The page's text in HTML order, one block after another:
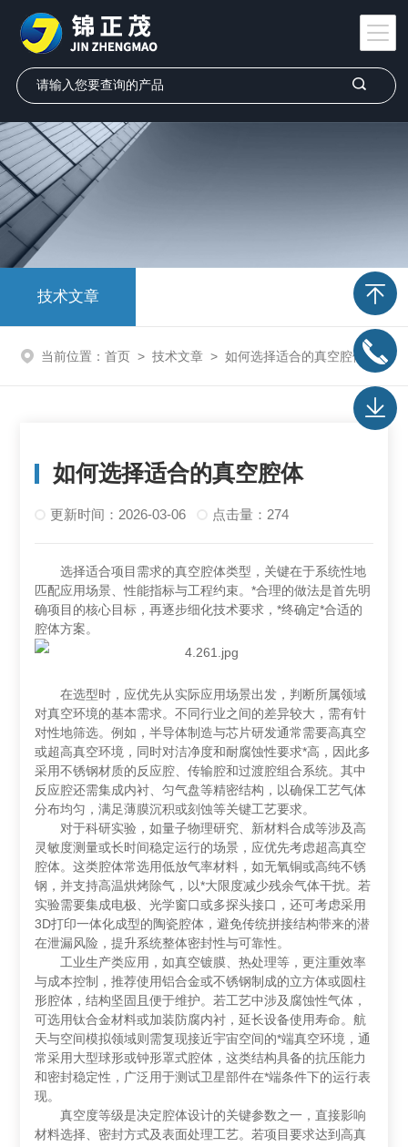
技术文章
当前位置： 首页 > 技术文章 > 如何选择适合的真空腔体
如何选择适合的真空腔体
更新时间：2026-03-06 点击量：274
选择适合项目需求的真空腔体类型，关键在于系统性地
匹配应用场景、性能指标与工程约束。*合理的做法是首先明
确项目的核心目标，再逐步细化技术要求，*终确定*合适的
腔体方案。
在选型时，应优先从实际应用场景出发，判断所属领域
对真空环境的基本需求。不同行业之间的差异较大，需有针
对性地筛选。例如，半导体制造与芯片研发通常需要高真空
或超高真空环境，同时对洁净度和耐腐蚀性要求*高，因此多
采用不锈钢材质的反应腔、传输腔和过渡腔组合系统。其中
反应腔还需集成内衬、匀气盘等精密结构，以确保工艺气体
分布均匀，满足薄膜沉积或刻蚀等关键工艺要求。
对于科研实验，如量子物理研究、新材料合成等涉及高
灵敏度测量或长时间稳定运行的场景，应优先考虑超高真空
腔体。这类腔体常选用低放气率材料，如无氧铜或高纯不锈
钢，并支持高温烘烤除气，以*大限度减少残余气体干扰。若
实验需要集成电极、光学窗口或多探头接口，还可考虑采用
3D打印一体化成型的陶瓷腔体，避免传统拼接结构带来的潜
在泄漏风险，提升系统整体密封性与可靠性。
工业生产类应用，如真空镀膜、热处理等，更注重效率
与成本控制，推荐使用铝合金或不锈钢制成的立方体或圆柱
形腔体，结构坚固且便于维护。若工艺中涉及腐蚀性气体，
可选用钛合金材料或加装防腐内衬，延长设备使用寿命。航
天与空间模拟领域则需复现接近宇宙空间的*端真空环境，通
常采用大型球形或钟形罩式腔体，这类结构具备的抗压能力
和密封稳定性，广泛用于测试卫星部件在*端条件下的运行表
现。
真空度等级是决定腔体设计的关键参数之一，直接影响
材料选择、密封方式及表面处理工艺。若项目要求达到高真